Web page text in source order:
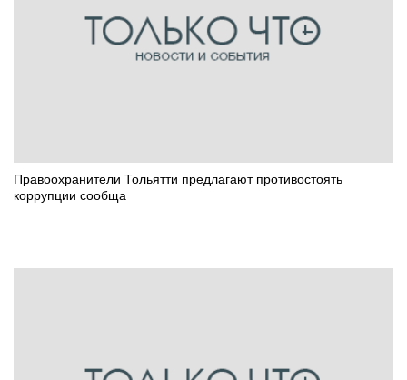
Правоохранители Тольятти предлагают противостоять
коррупции сообща